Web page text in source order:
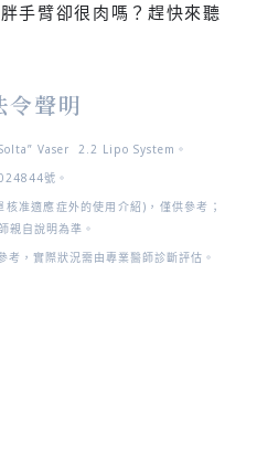
手臂卻很肉嗎？趕快來聽
令聲明
Vaser 2.2 Lipo System 。
號 。
准適應症外的使用介紹)，僅供參考；
親自說明為準。
，實際狀況需由專業醫師診斷評估。